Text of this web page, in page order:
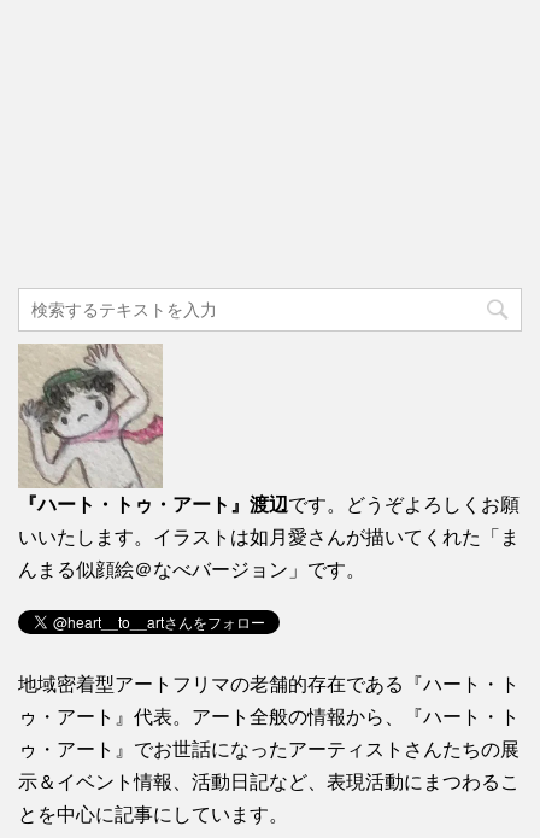
『ハート・トゥ・アート』渡辺です。どうぞよろしくお願
いいたします。イラストは如月愛さんが描いてくれた「ま
んまる似顔絵＠なべバージョン」です。
地域密着型アートフリマの老舗的存在である『ハート・ト
ゥ・アート』代表。アート全般の情報から、『ハート・ト
ゥ・アート』でお世話になったアーティストさんたちの展
示＆イベント情報、活動日記など、表現活動にまつわるこ
とを中心に記事にしています。